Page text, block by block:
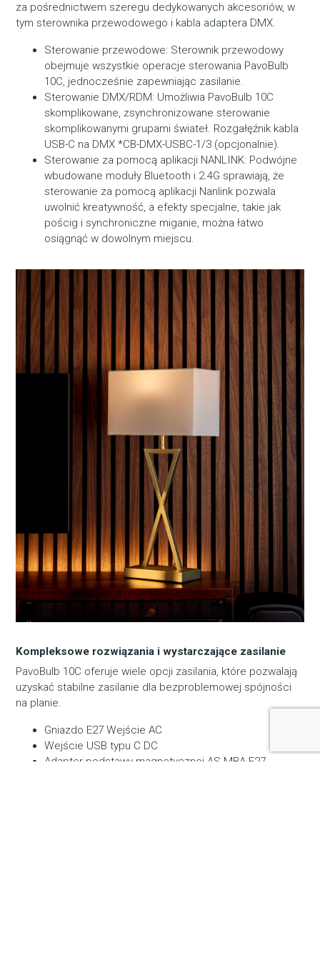
za pośrednictwem szeregu dedykowanych akcesoriów, w
tym sterownika przewodowego i kabla adaptera DMX.
Sterowanie przewodowe: Sterownik przewodowy
obejmuje wszystkie operacje sterowania PavoBulb
10C, jednocześnie zapewniając zasilanie.
Sterowanie DMX/RDM: Umożliwia PavoBulb 10C
skomplikowane, zsynchronizowane sterowanie
skomplikowanymi grupami świateł. Rozgałęźnik kabla
USB-C na DMX *CB-DMX-USBC-1/3 (opcjonalnie).
Sterowanie za pomocą aplikacji NANLINK: Podwójne
wbudowane moduły Bluetooth i 2.4G sprawiają, że
sterowanie za pomocą aplikacji Nanlink pozwala
uwolnić kreatywność, a efekty specjalne, takie jak
pościg i synchroniczne miganie, można łatwo
osiągnąć w dowolnym miejscu.
Kompleksowe rozwiązania i wystarczające zasilanie
PavoBulb 10C oferuje wiele opcji zasilania, które pozwalają
uzyskać stabilne zasilanie dla bezproblemowej spójności
na planie.
Gniazdo E27 Wejście AC
Wejście USB typu C DC
Adapter podstawy magnetycznej AS-MBA-E27